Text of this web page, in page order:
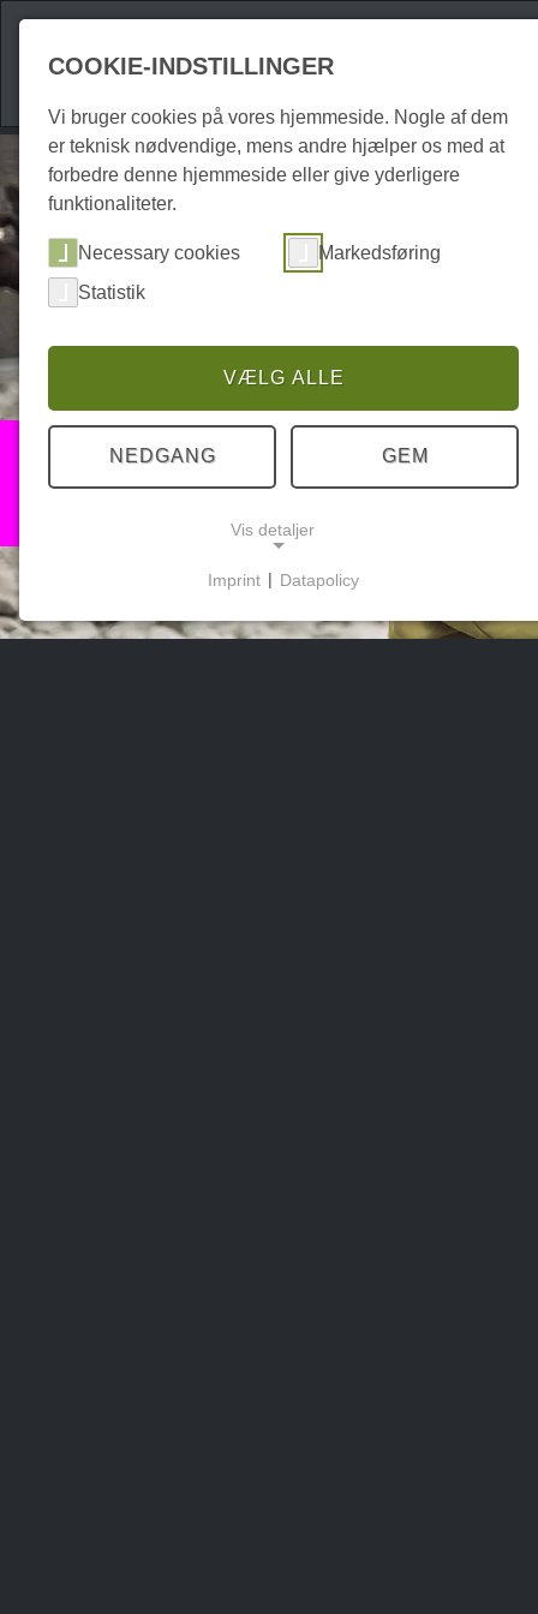
Kultur
COOKIE-INDSTILLINGER
Vi bruger cookies på vores hjemmeside. Nogle af dem
er teknisk nødvendige, mens andre hjælper os med at
forbedre denne hjemmeside eller give yderligere
funktionaliteter.
Necessary cookies
Markedsføring
Statistik
VÆLG ALLE
NEDGANG GEM
Vis detaljer
Disse cookies muliggør grundlæggende funktioner
Imprint | Datapolicy